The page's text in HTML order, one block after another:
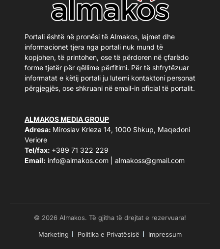
Portali është në pronësi të Almakos, lajmet dhe
informacionet tjera nga portali nuk mund të
kopjohen, të printohen, ose të përdoren në çfarëdo
forme tjetër për qëllime përfitimi. Për të shfrytëzuar
informatat e këtij portali ju lutemi kontaktoni personat
përgjegjës, ose shkruani në email-in oficial të portalit.
ALMAKOS MEDIA GROUP
Adresa: Miroslav Krleza 14, 1000 Shkup, Maqedoni
Veriore
Tel/fax: +389 71 322 229
Email: info@almakos.com almakoss@gmail.com
© 2026 Almakos. Të gjitha të drejtat e rezervuara!
Marketing Politika e Privatësisë Impressum